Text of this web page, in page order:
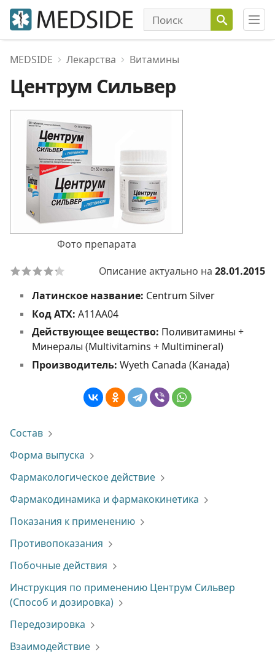
MEDSIDE Лекарства Витамины
Центрум Сильвер
Фото препарата
Описание актуально на 28.01.2015
Латинское название: Centrum Silver
Код АТХ: A11AA04
Действующее вещество: Поливитамины +
Минералы (Multivitamins + Multimineral)
Производитель: Wyeth Canada (Канада)
Состав
Форма выпуска
Фармакологическое действие
Фармакодинамика и фармакокинетика
Показания к применению
Противопоказания
Побочные действия
Инструкция по применению Центрум Сильвер
(Способ и дозировка)
Передозировка
Взаимодействие